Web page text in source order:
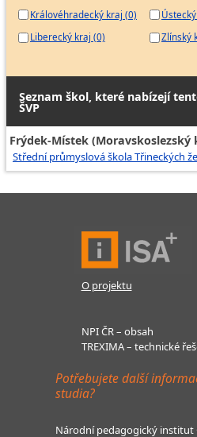
Královéhradecký kraj (0)
Liberecký kraj (0)
Zlínský
Seznam škol, které nabízejí
ŠVP
Frýdek-Místek (Moravskoslezský
Střední průmyslová škola Třineckých
O projektu
NPI ČR – obsah
TREXIMA – technické
Potřebujete další
studia?
Národní pedagogický institut